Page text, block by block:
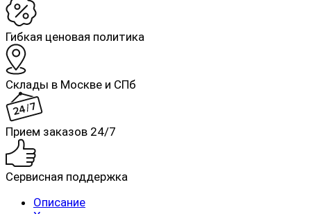
Гибкая ценовая политика
Склады в Москве и СПб
Прием заказов 24/7
Сервисная поддержка
Описание